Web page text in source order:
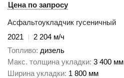
Цена по запросу
Асфальтоукладчик гусеничный
2021
2 204 м/ч
Топливо дизель
Макс. толщина укладки 3 400 мм
Ширина укладки 1 800 мм